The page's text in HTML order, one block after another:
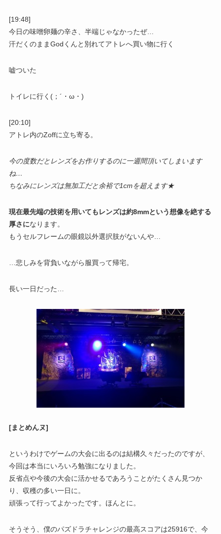
[19:48]
今日の味噌卵麺の辛さ、半端じゃなかったぜ…
汗だくのままGodくんと別れてアトレへ買い物に行く
嘘ついた
トイレに行く(；´・ω・)
[20:10]
アトレ内のZoffに立ち寄る。
今の度数だとレンズをお作りするのに一週間頂いてしまいます
ね…
ちなみにレンズは無加工だと余裕で1cmを超えます★
現在最先端の技術を用いてもレンズは約8mmという想像を絶する
厚さになります。
もうセルフレームの眼鏡以外選択肢がないんや…
…悲しみを背負いながら服買って帰宅。
長い一日だった…
[まとめんヌ]
というわけでゲームの大会に出るのは結構久々だったのですが、
今回は本当にいろいろ勉強になりました。
反省点や今後の大会に活かせるであろうことがたくさん見つか
り、収穫の多い一日に。
頑張って行ってよかったです。ほんとに。
そうそう、僕のパズドラチャレンジの最高スコアは25916で、今